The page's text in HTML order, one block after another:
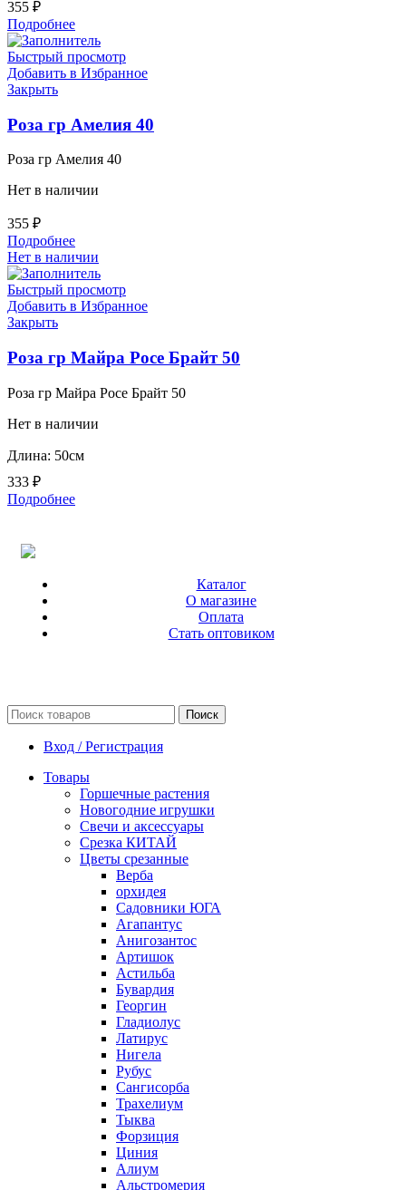
355 ₽
Подробнее
Быстрый просмотр
Добавить в Избранное
Закрыть
Роза гр Амелия 40
Роза гр Амелия 40
Нет в наличии
355 ₽
Подробнее
Нет в наличии
Быстрый просмотр
Добавить в Избранное
Закрыть
Роза гр Майра Росе Брайт 50
Роза гр Майра Росе Брайт 50
Нет в наличии
Длина: 50см
333 ₽
Подробнее
Каталог
О магазине
Оплата
Стать оптовиком
Поиск
Вход / Регистрация
Товары
Горшечные растения
Новогодние игрушки
Свечи и аксессуары
Срезка КИТАЙ
Цветы срезанные
Верба
орхидея
Садовники ЮГА
Агапантус
Анигозантос
Артишок
Астильба
Бувардия
Георгин
Гладиолус
Латирус
Нигела
Рубус
Сангисорба
Трахелиум
Тыква
Форзиция
Циния
Алиум
Альстромерия